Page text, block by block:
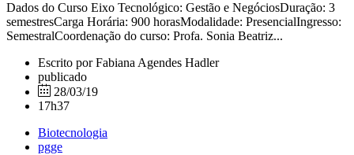
Dados do Curso Eixo Tecnológico: Gestão e NegóciosDuração: 3
semestresCarga Horária: 900 horasModalidade: PresencialIngresso:
SemestralCoordenação do curso: Profa. Sonia Beatriz...
Escrito por Fabiana Agendes Hadler
publicado
28/03/19
17h37
Biotecnologia
pgge